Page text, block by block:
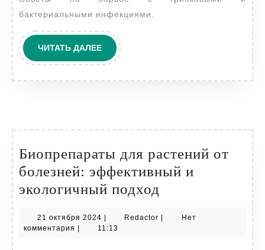
бактериальными инфекциями.
ЧИТАТЬ ДАЛЕЕЧИТАТЬ
ДАЛЕЕ
Биопрепараты для растений от
болезней: эффективный и
экологичный подход Биопрепараты
растений
21 октября 2024 21
октября
Redactor Redactor
Нет
комментария
11:13